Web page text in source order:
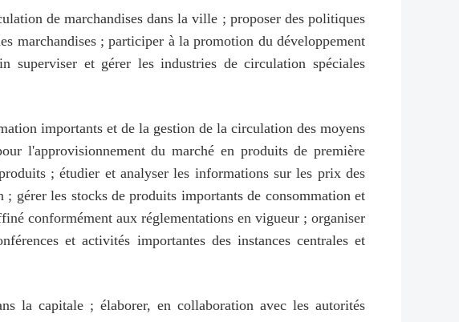
de marchandises dans la ville ; proposer des politiques
marchandises ; participer à la promotion du développement
et gérer les industries de circulation spéciales
importants et de la gestion de la circulation des moyens
l'approvisionnement du marché en produits de première
; étudier et analyser les informations sur les prix des
gérer les stocks de produits importants de consommation et
conformément aux réglementations en vigueur ; organiser
et activités importantes des instances centrales et
la capitale ; élaborer, en collaboration avec les autorités